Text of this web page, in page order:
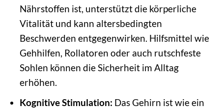
Nährstoffen ist, unterstützt die körperliche
Vitalität und kann altersbedingten
Beschwerden entgegenwirken. Hilfsmittel wie
Gehhilfen, Rollatoren oder auch rutschfeste
Sohlen können die Sicherheit im Alltag
erhöhen.
Kognitive Stimulation: Das Gehirn ist wie ein